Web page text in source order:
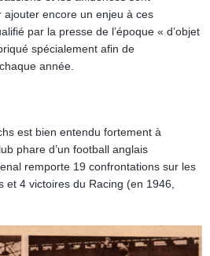
encore un enjeu à ces
par la presse de l’époque « d’objet
spécialement afin de
année.
est bien entendu fortement à
phare d’un football anglais
remporte 19 confrontations sur les
et 4 victoires du Racing (en 1946,